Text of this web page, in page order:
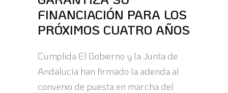
FINANCIACIÓN PARA LOS
PRÓXIMOS CUATRO AÑOS
Cumplida El Gobierno y la Junta de
Andalucía han firmado la adenda al
convenio de puesta en marcha del